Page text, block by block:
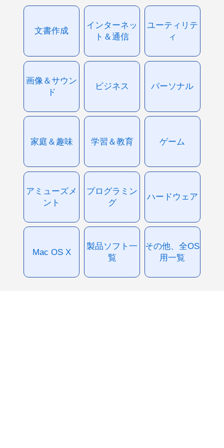
文書作成
インターネッ
ト＆通信
ユーティリテ
ィ
画像＆サウン
ド
ビジネス パーソナル
家庭＆趣味 学習＆教育 ゲーム
アミューズメ
ント
プログラミン
グ
ハードウェア
Mac OS X
製品ソフト一
覧
その他、全OS
用一覧